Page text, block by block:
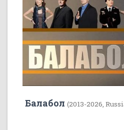
Балабол (2013-2026,